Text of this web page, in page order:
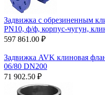
Задвижка с обрезиненным
PN10, ф/ф, корпус-чугун,
597 861.00 ₽
Задвижка AVK клиновая
06/80 DN200
71 902.50 ₽